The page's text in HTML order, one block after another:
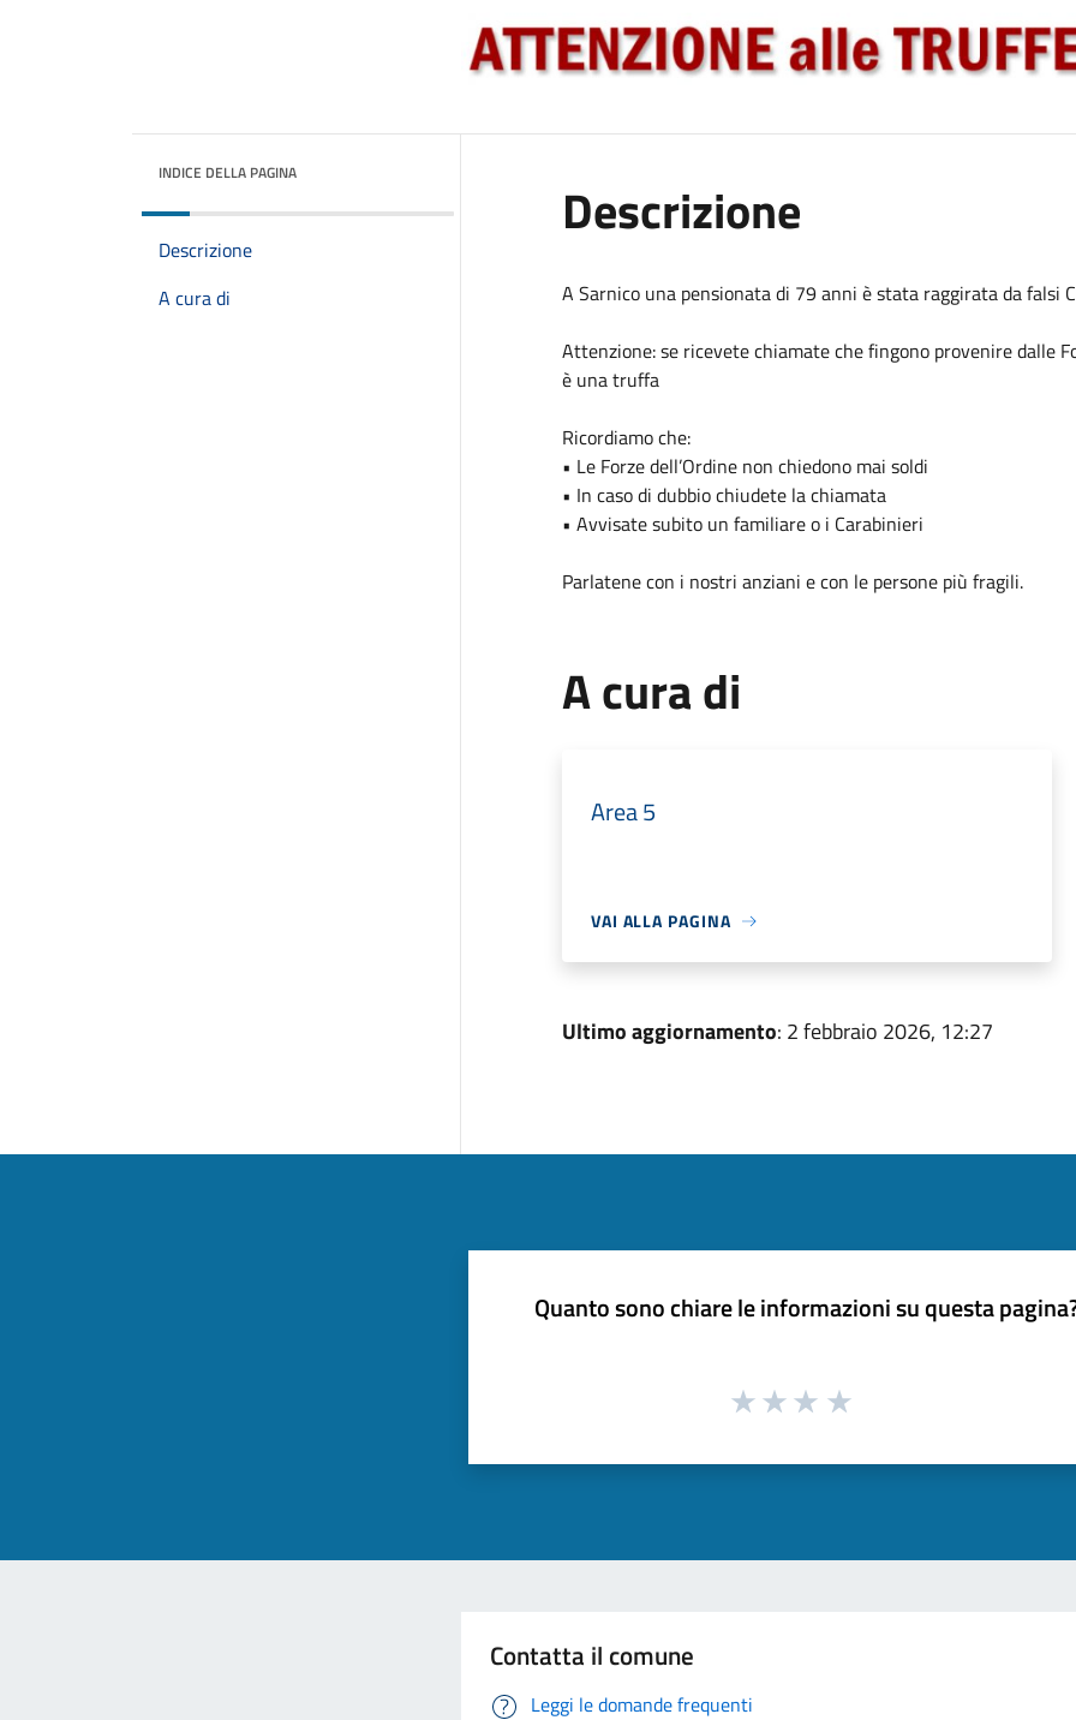
INDICE DELLA PAGINA
Descrizione
A cura di
Descrizione
A Sarnico una pensionata di 79 anni è stata raggirata da falsi
Attenzione: se ricevete chiamate che fingono provenire dalle
è una truffa
Ricordiamo che:
• Le Forze dell’Ordine non chiedono mai soldi
• In caso di dubbio chiudete la chiamata
• Avvisate subito un familiare o i Carabinieri
Parlatene con i nostri anziani e con le persone più fragili.
A cura di
Area 5
VAI ALLA PAGINA
Ultimo aggiornamento: 2 febbraio 2026, 12:27
Quanto sono chiare le informazioni su questa
Contatta il comune
Leggi le domande frequenti